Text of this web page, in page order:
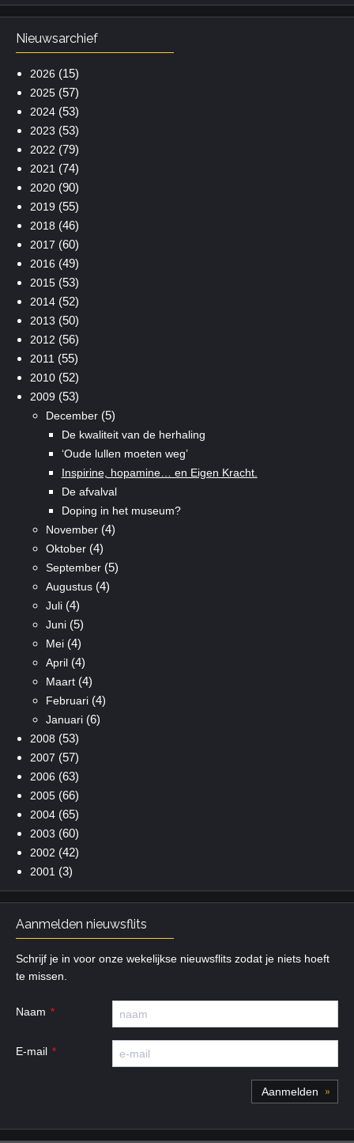
Nieuwsarchief
2026 (15)
2025(57)
2024(53)
2023 (53)
2022 (79)
2021 (74)
2020(90)
2019 (55)
2018 (46)
2017 (60)
2016 (49)
2015(53)
2014(52)
2013 (50)
2012 (56)
2011 (55)
2010(52)
2009 (53)
December(5)
De kwaliteit van de herhaling
‘Oude lullen moeten weg’
Inspirine, hopamine… en Eigen Kracht.
De afvalval
Doping in het museum?
November(4)
Oktober(4)
September(5)
Augustus(4)
Juli(4)
Juni(5)
Mei(4)
April(4)
Maart(4)
Februari(4)
Januari(6)
2008 (53)
2007 (57)
2006 (63)
2005(66)
2004(65)
2003 (60)
2002 (42)
2001 (3)
Aanmelden nieuwsflits
Schrijf je in voor onze wekelijkse nieuwsflits zodat je niets hoeft
te missen.
Naam
E-mail